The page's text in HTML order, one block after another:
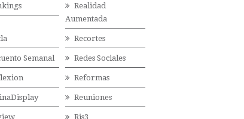
Realidad
Aumentada
Recortes
Semanal Redes Sociales
Reformas
Reuniones
Ris3